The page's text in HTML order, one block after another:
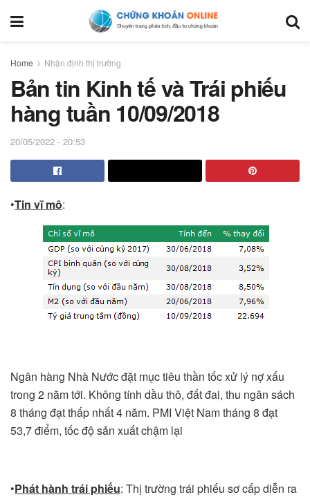
Home Nhận định thị trường
Bản tin Kinh tế và Trái phiếu
hàng tuần 10/09/2018
20/05/2022 - 20:53
•Tin vĩ mô:
Ngân hàng Nhà Nước đặt mục tiêu thần tốc xử lý nợ xấu
trong 2 năm tới. Không tính dầu thô, đất đai, thu ngân sách
8 tháng đạt thấp nhất 4 năm. PMI Việt Nam tháng 8 đạt
53,7 điểm, tốc độ sản xuất chậm lại
•Phát hành trái phiếu: Thị trường trái phiếu sơ cấp diễn ra